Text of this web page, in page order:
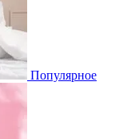
Популярное